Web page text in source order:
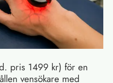
pris 1499 kr) för en
vensökare med